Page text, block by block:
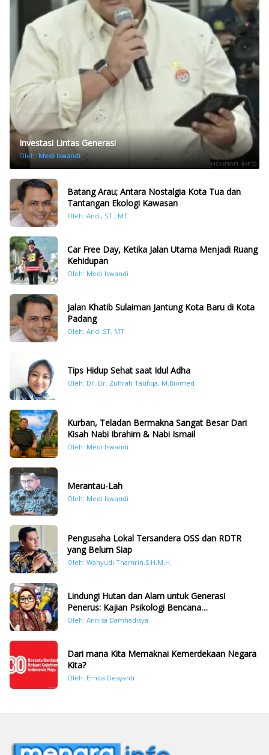
Investasi Lintas Generasi
Oleh: Medi Iswandi
Batang Arau; Antara Nostalgia Kota Tua dan
Tantangan Ekologi Kawasan
Oleh: Andi, ST., MT
Car Free Day, Ketika Jalan Utama Menjadi Ruang
Kehidupan
Oleh: Medi Iswandi
Jalan Khatib Sulaiman Jantung Kota Baru di Kota
Padang
Oleh: Andi ST. MT
Tips Hidup Sehat saat Idul Adha
Oleh: Dr. Dr. Zuhrah Taufiqa, M.Biomed
Kurban, Teladan Bermakna Sangat Besar Dari
Kisah Nabi Ibrahim & Nabi Ismail
Oleh: Medi Iswandi
Merantau-Lah
Oleh: Medi Iswandi
Pengusaha Lokal Tersandera OSS dan RDTR
yang Belum Siap
Oleh: Wahyudi Thamrin,S.H.M.H.
Lindungi Hutan dan Alam untuk Generasi
Penerus: Kajian Psikologi Bencana
Hidrometeorologi di Sumatera Pasca Tragedi
Oleh: Annisa Damhadisya
Dari mana Kita Memaknai Kemerdekaan Negara
Kita?
Oleh: Ernita Desyanti